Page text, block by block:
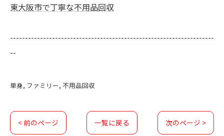
東大阪市で丁寧な不用品回収
--------------------------------------------------------------------
--
単身 ファミリー 不用品回収
< 前のページ 一覧に戻る 次のページ >